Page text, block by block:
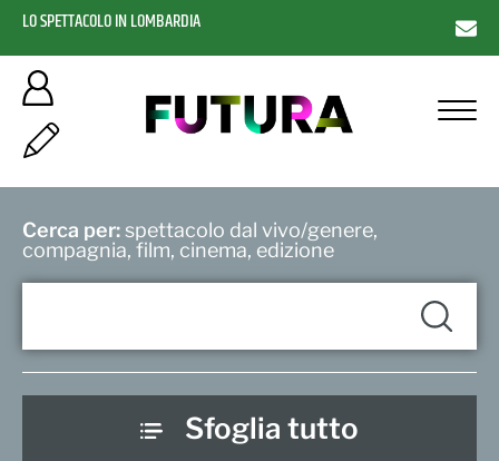
LO SPETTACOLO IN LOMBARDIA
Cerca per:spettacolo dal vivo/genere,
compagnia, film, cinema, edizione
Sfoglia tutto